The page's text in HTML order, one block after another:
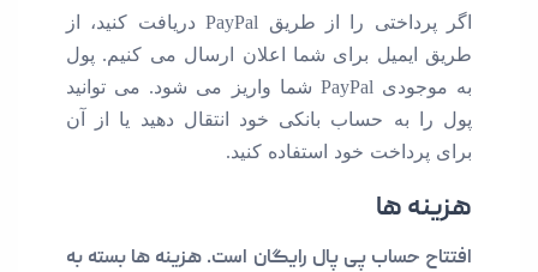
اگر پرداختی را از طریق PayPal دریافت کنید، از
برای شما اعلان ارسال می کنیم. پول
به موجودی PayPal شما واریز می شود. می توانید
به حساب بانکی خود انتقال دهید یا از آن
خود استفاده کنید.
حساب پی پال رایگان است. هزینه ها بسته به